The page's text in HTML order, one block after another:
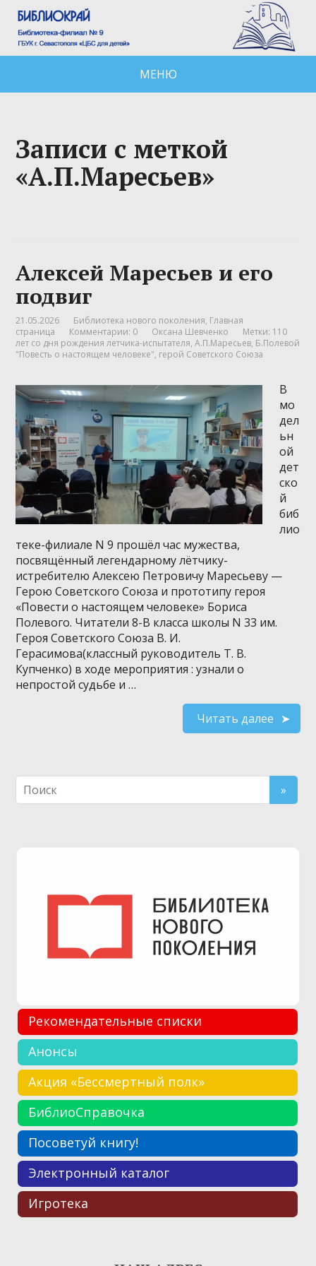
МЕНЮ
Записи с меткой
«А.П.Маресьев»
Алексей Маресьев и его
подвиг
21.05.2026 Библиотека нового поколения, Главная
страница
Комментарии: 0 Оксана Шевченко Метки: 110
лет со дня рождения летчика-испытателя,А.П.Маресьев, Б.Полевой
"Повесть о настоящем человеке", герой Советского Союза
В
мо
дел
ьн
ой
дет
ско
й
биб
лио
теке-филиале N 9 прошёл час мужества,
посвящённый легендарному лётчику-
истребителю Алексею Петровичу Маресьеву —
Герою Советского Союза и прототипу героя
«Повести о настоящем человеке» Бориса
Полевого. Читатели 8-В класса школы N 33 им.
Героя Советского Союза В. И.
Герасимова(классный руководитель Т. В.
Купченко) в ходе мероприятия : узнали о
непростой судьбе и …
Читать далее
Рекомендательные списки
Анонсы
Акция «Бессмертный полк»
БиблиоСправочка
Посоветуй книгу!
Электронный каталог
Игротека